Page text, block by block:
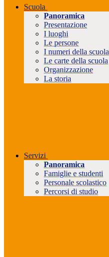
Scuola
Panoramica
Presentazione
I luoghi
Le persone
I numeri della scuola
Le carte della scuola
Organizzazione
La storia
Servizi
Panoramica
Famiglie e studenti
Personale scolastico
Percorsi di studio